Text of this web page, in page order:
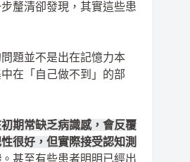
釐清卻發現，其實這些患
題並不是出在記憶力本
在「自己做不到」的部
期常缺乏病識感，會反覆
很好，但實際接受認知測
。甚至有些患者明明已經出